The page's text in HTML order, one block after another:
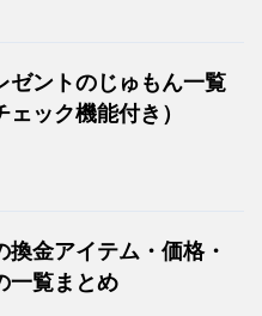
ゼントのじゅもん一覧
ェック機能付き）
換金アイテム・価格・
一覧まとめ